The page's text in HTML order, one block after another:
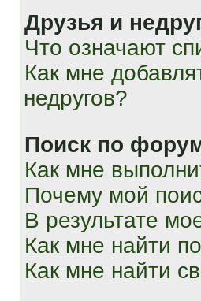
Друзья и
Что означают
Как мне
недругов?
Поиск по
Как мне
Почему мой
В результате
Как мне найти
Как мне найти